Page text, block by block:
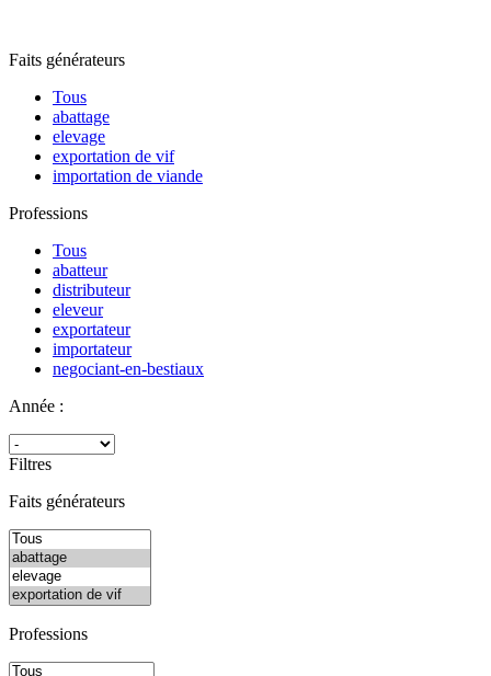
Faits générateurs
Tous
abattage
elevage
exportation de vif
importation de viande
Professions
Tous
abatteur
distributeur
eleveur
exportateur
importateur
negociant-en-bestiaux
Année :
Filtres
Faits générateurs
Professions